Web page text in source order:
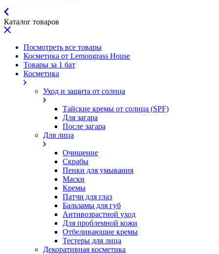
Каталог товаров
Посмотреть все товары
Косметика от Lemongrass House
Товары за 1 бат
Косметика
Уход и защита от солнца
Тайские кремы от солнца (SPF)
Для загара
После загара
Для лица
Очищение
Скрабы
Пенки для умывания
Маски
Кремы
Патчи для глаз
Бальзамы для губ
Антивозрастной уход
Для проблемной кожи
Oтбеливающие кремы
Тестеры для лица
Декоративная косметика